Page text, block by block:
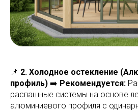
📌 2. Холодное остекление
профиль) ➡️ Рекомендуется:
распашные системы на основе
алюминиевого профиля с